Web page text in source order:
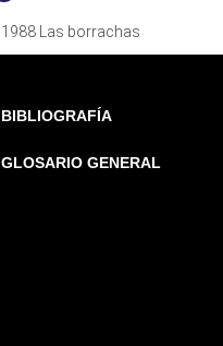
1988 Las borrachas
BIBLIOGRAFÍA
GLOSARIO GENERAL